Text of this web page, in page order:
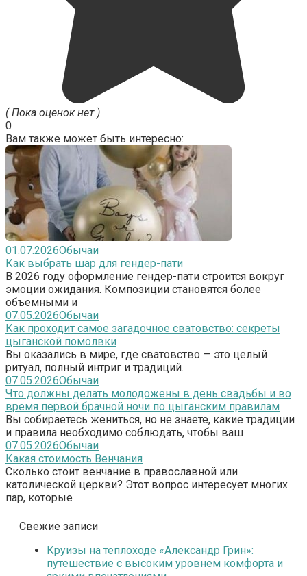
( Пока оценок нет )
0
Вам также может быть интересно:
01.07.2026Обычаи
Как выбрать шар для гендер-пати
В 2026 году оформление гендер-пати строится вокруг
эмоции ожидания. Композиции становятся более
объемными и
07.05.2026Обычаи
Как проходит самое загадочное сватовство: секреты
цыганской помолвки
Вы оказались в мире, где сватовство — это целый
ритуал, полный интриг и традиций.
07.05.2026Обычаи
Что должны делать молодожены в день свадьбы и во
время первой брачной ночи по цыганским правилам
Вы собираетесь жениться, но не знаете, какие традиции
и правила необходимо соблюдать, чтобы ваш
07.05.2026Обычаи
Какая стоимость Венчания
Сколько стоит венчание в православной или
католической церкви? Этот вопрос интересует многих
пар, которые
Свежие записи
Круизы на теплоходе «Александр Грин»:
путешествие с высоким уровнем комфорта и